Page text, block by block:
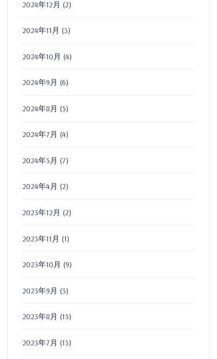
2024年12月 (2)
2024年11月 (3)
2024年10月 (4)
2024年9月 (6)
2024年8月 (5)
2024年7月 (4)
2024年5月 (7)
2024年4月 (2)
2023年12月 (2)
2023年11月 (1)
2023年10月 (9)
2023年9月 (3)
2023年8月 (15)
2023年7月 (13)